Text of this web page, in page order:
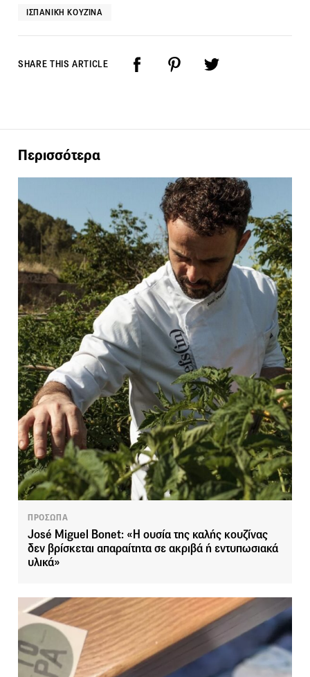
ΙΣΠΑΝΙΚΉ ΚΟΥΖΊΝΑ
SHARE THIS ARTICLE
Περισσότερα
ΠΡΟΣΩΠΑ
José Miguel Bonet: «Η ουσία της καλής κουζίνας
δεν βρίσκεται απαραίτητα σε ακριβά ή εντυπωσιακά
υλικά»